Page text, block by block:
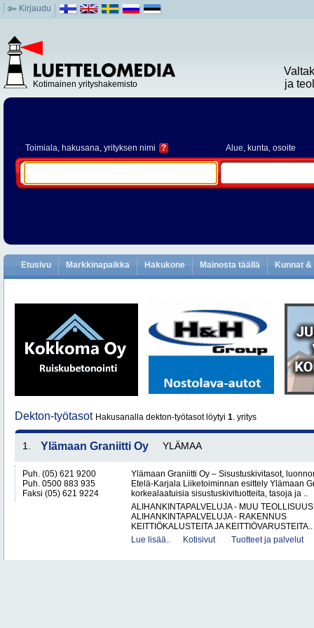
Kirjaudu
Kotimainen yrityshakemisto
ja
Toimiala, hakusana, yrityksen nimi ? Alue, kunta, osoite
Etusivu Markkinapaikka Hakukone Mainosta täällä Kunnat
Dekton-työtasot Hakusanalla dekton-työtasot löytyi 1. yritys
1. Ylämaan Graniitti Oy YLÄMAA
Puh. (05) 621 9200
Puh. 0500 883 935
Faksi (05) 621 9224
Ylämaan Graniitti Oy – Sisustuskivitasot,
Etelä-Karjala Liiketoiminnan esittely Ylämaan
korkealaatuisia sisustuskivituotteita, tasoja ja ..
ALIHANKINTAPALVELUJA - MUU TEOLLISUUS
ALIHANKINTAPALVELUJA - RAKENNUS
KEITTIÖKALUSTEITA JA KEITTIÖVARUSTEITA..
Lue lisää..
Kotisivut Tuotteet ja palvelut